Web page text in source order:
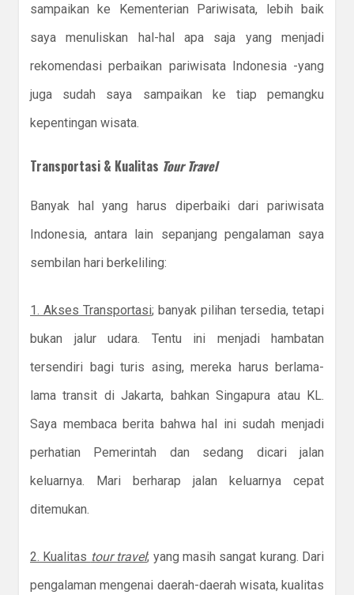
sampaikan ke Kementerian Pariwisata, lebih baik
saya menuliskan hal-hal apa saja yang menjadi
rekomendasi perbaikan pariwisata Indonesia -yang
juga sudah saya sampaikan ke tiap pemangku
kepentingan wisata.
Transportasi & Kualitas Tour Travel
Banyak hal yang harus diperbaiki dari pariwisata
Indonesia, antara lain sepanjang pengalaman saya
sembilan hari berkeliling:
1. Akses Transportasi; banyak pilihan tersedia, tetapi
bukan jalur udara. Tentu ini menjadi hambatan
tersendiri bagi turis asing, mereka harus berlama-
lama transit di Jakarta, bahkan Singapura atau KL.
Saya membaca berita bahwa hal ini sudah menjadi
perhatian Pemerintah dan sedang dicari jalan
keluarnya. Mari berharap jalan keluarnya cepat
ditemukan.
2. Kualitas tour travel; yang masih sangat kurang. Dari
pengalaman mengenai daerah-daerah wisata, kualitas